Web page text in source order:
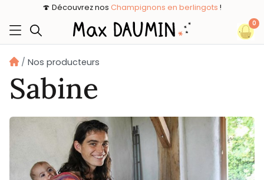
🍄 Découvrez nos Champignons en berlingots !
0
Nos producteurs
Sabine